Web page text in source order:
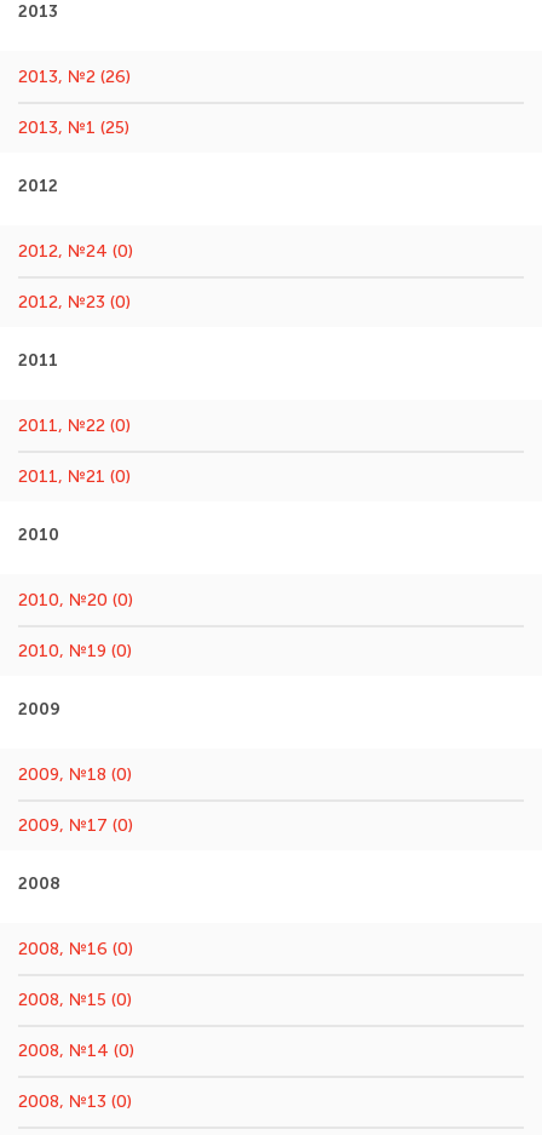
2013
2013, №2 (26)
2013, №1 (25)
2012
2012, №24 (0)
2012, №23 (0)
2011
2011, №22 (0)
2011, №21 (0)
2010
2010, №20 (0)
2010, №19 (0)
2009
2009, №18 (0)
2009, №17 (0)
2008
2008, №16 (0)
2008, №15 (0)
2008, №14 (0)
2008, №13 (0)